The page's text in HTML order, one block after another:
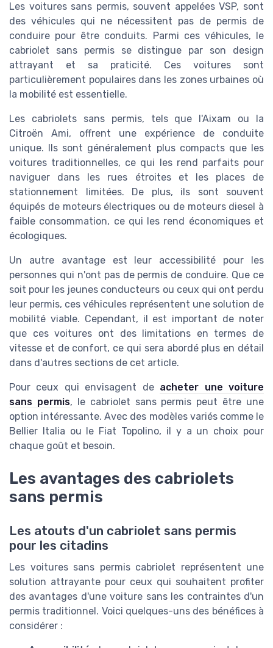
Les voitures sans permis, souvent appelées VSP, sont
des véhicules qui ne nécessitent pas de permis de
conduire pour être conduits. Parmi ces véhicules, le
cabriolet sans permis se distingue par son design
attrayant et sa praticité. Ces voitures sont
particulièrement populaires dans les zones urbaines où
la mobilité est essentielle.
Les cabriolets sans permis, tels que l'Aixam ou la
Citroën Ami, offrent une expérience de conduite
unique. Ils sont généralement plus compacts que les
voitures traditionnelles, ce qui les rend parfaits pour
naviguer dans les rues étroites et les places de
stationnement limitées. De plus, ils sont souvent
équipés de moteurs électriques ou de moteurs diesel à
faible consommation, ce qui les rend économiques et
écologiques.
Un autre avantage est leur accessibilité pour les
personnes qui n'ont pas de permis de conduire. Que ce
soit pour les jeunes conducteurs ou ceux qui ont perdu
leur permis, ces véhicules représentent une solution de
mobilité viable. Cependant, il est important de noter
que ces voitures ont des limitations en termes de
vitesse et de confort, ce qui sera abordé plus en détail
dans d'autres sections de cet article.
Pour ceux qui envisagent de acheter une voiture
sans permis, le cabriolet sans permis peut être une
option intéressante. Avec des modèles variés comme le
Bellier Italia ou le Fiat Topolino, il y a un choix pour
chaque goût et besoin.
Les avantages des cabriolets
sans permis
Les atouts d'un cabriolet sans permis
pour les citadins
Les voitures sans permis cabriolet représentent une
solution attrayante pour ceux qui souhaitent profiter
des avantages d'une voiture sans les contraintes d'un
permis traditionnel. Voici quelques-uns des bénéfices à
considérer :